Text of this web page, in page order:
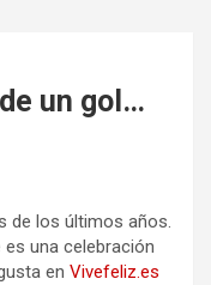
un gol…
de los últimos años.
una celebración
en Vivefeliz.es